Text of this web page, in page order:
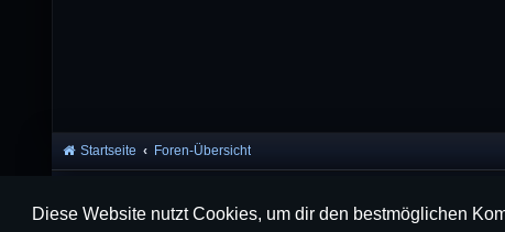
Diese Website nutzt Cookies, um dir den bestmöglichen
Startseite Foren-Übersicht